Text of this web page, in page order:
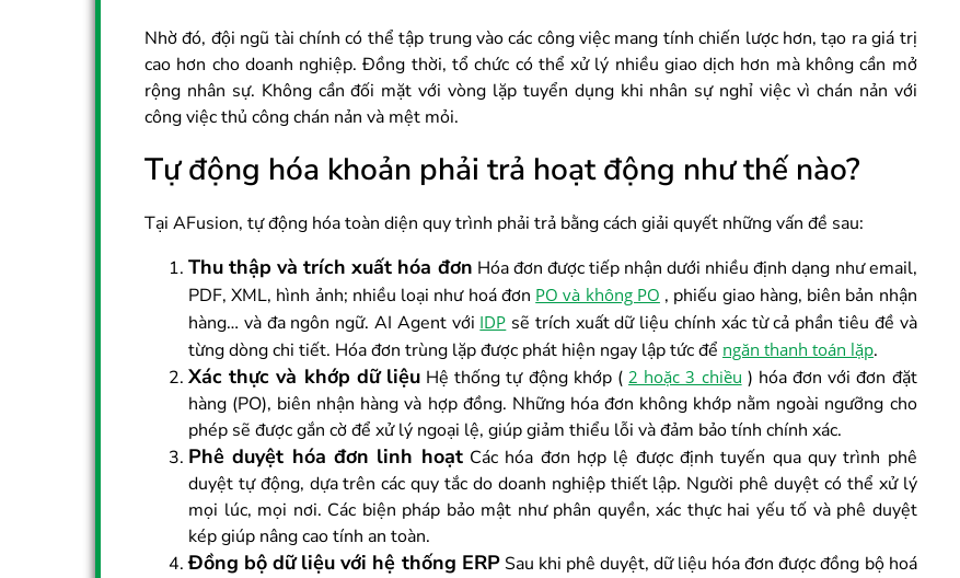
Nhờ đó, đội ngũ tài chính có thể tập trung vào các công việc mang tính chiến lược hơn, tạo ra giá trị
cao hơn cho doanh nghiệp. Đồng thời, tổ chức có thể xử lý nhiều giao dịch hơn mà không cần mở
rộng nhân sự. Không cần đối mặt với vòng lặp tuyển dụng khi nhân sự nghỉ việc vì chán nản với
công việc thủ công chán nản và mệt mỏi.
Tự động hóa khoản phải trả hoạt động như thế nào?
Tại AFusion, tự động hóa toàn diện quy trình phải trả bằng cách giải quyết những vấn đề sau:
Thu thập và trích xuất hóa đơn Hóa đơn được tiếp nhận dưới nhiều định dạng như email,
PDF, XML, hình ảnh; nhiều loại như hoá đơn PO và không PO , phiếu giao hàng, biên bản nhận
hàng… và đa ngôn ngữ. AI Agent với IDP sẽ trích xuất dữ liệu chính xác từ cả phần tiêu đề và
từng dòng chi tiết. Hóa đơn trùng lặp được phát hiện ngay lập tức để ngăn thanh toán lặp.
Xác thực và khớp dữ liệuHệ thống tự động khớp (2 hoặc 3 chiều ) hóa đơn với đơn đặt
hàng (PO), biên nhận hàng và hợp đồng. Những hóa đơn không khớp nằm ngoài ngưỡng cho
phép sẽ được gắn cờ để xử lý ngoại lệ, giúp giảm thiểu lỗi và đảm bảo tính chính xác.
Phê duyệt hóa đơn linh hoạtCác hóa đơn hợp lệ được định tuyến qua quy trình phê
duyệt tự động, dựa trên các quy tắc do doanh nghiệp thiết lập. Người phê duyệt có thể xử lý
mọi lúc, mọi nơi. Các biện pháp bảo mật như phân quyền, xác thực hai yếu tố và phê duyệt
kép giúp nâng cao tính an toàn.
Đồng bộ dữ liệu với hệ thống ERPSau khi phê duyệt, dữ liệu hóa đơn được đồng bộ hoá